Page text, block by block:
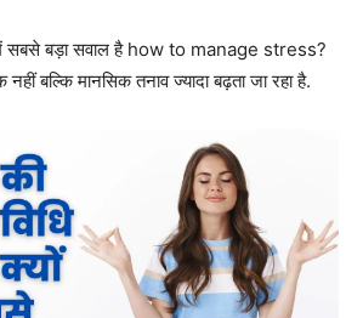
सबसे बड़ा सवाल है how to manage stress?
बल्कि मानसिक तनाव ज्यादा बढ़ता जा रहा है.